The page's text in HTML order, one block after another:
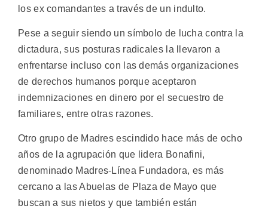
los ex comandantes a través de un indulto.
Pese a seguir siendo un símbolo de lucha contra la
dictadura, sus posturas radicales la llevaron a
enfrentarse incluso con las demás organizaciones
de derechos humanos porque aceptaron
indemnizaciones en dinero por el secuestro de
familiares, entre otras razones.
Otro grupo de Madres escindido hace más de ocho
años de la agrupación que lidera Bonafini,
denominado Madres-Línea Fundadora, es más
cercano a las Abuelas de Plaza de Mayo que
buscan a sus nietos y que también están